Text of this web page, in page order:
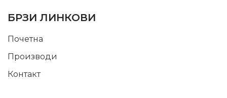
БРЗИ ЛИНКОВИ
Почетна
Производи
Контакт